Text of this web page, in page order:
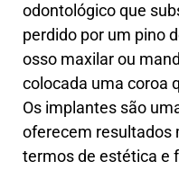
odontológico que
perdido por um pino
osso maxilar ou
colocada uma coroa
Os implantes são
oferecem resultados
termos de estética e